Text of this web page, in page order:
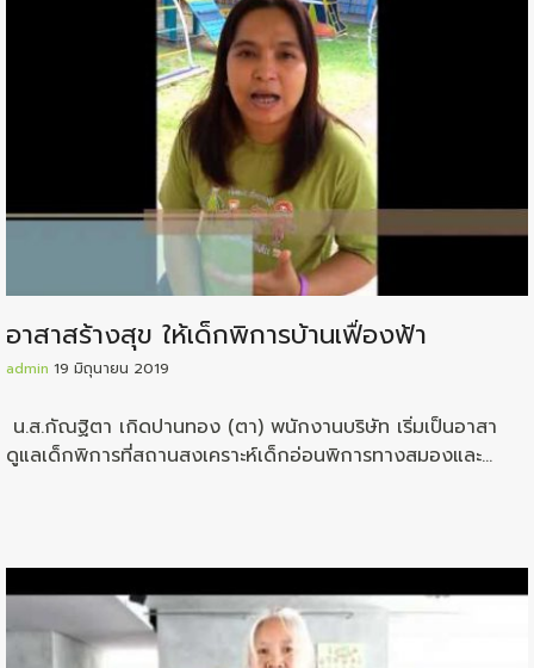
อาสาสร้างสุข ให้เด็กพิการบ้านเฟื่องฟ้า
admin 19 มิถุนายน 2019
น.ส.กัณฐิตา เกิดปานทอง (ตา) พนักงานบริษัท เริ่มเป็นอาสา
ดูแลเด็กพิการที่สถานสงเคราะห์เด็กอ่อนพิการทางสมองและ